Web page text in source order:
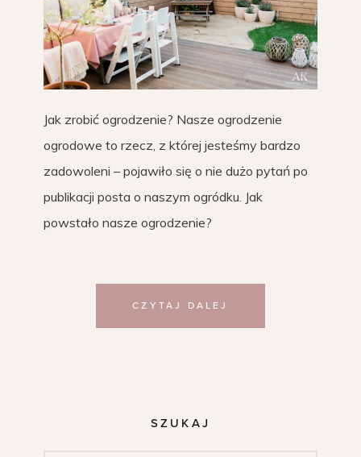
Jak zrobić ogrodzenie? Nasze ogrodzenie
ogrodowe to rzecz, z której jesteśmy bardzo
zadowoleni – pojawiło się o nie dużo pytań po
publikacji posta o naszym ogródku. Jak
powstało nasze ogrodzenie?
CZYTAJ DALEJ
SZUKAJ